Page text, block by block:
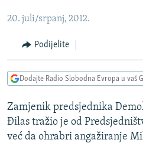
na
navigaciju
Pređite
na
KOSOVO
CRNA GORA
VIDEO
FOTOGALERIJE
INFOGRAFIKE
PODCASTI
RAT U UKRAJINI
KINA NA BALKANU
20. juli/srpanj, 2012.
Podijelite
Dodajte Radio Slobodna Evropa u vaš
Zamjenik predsjednika
Đilas tražio je od
već da ohrabri angažiranje